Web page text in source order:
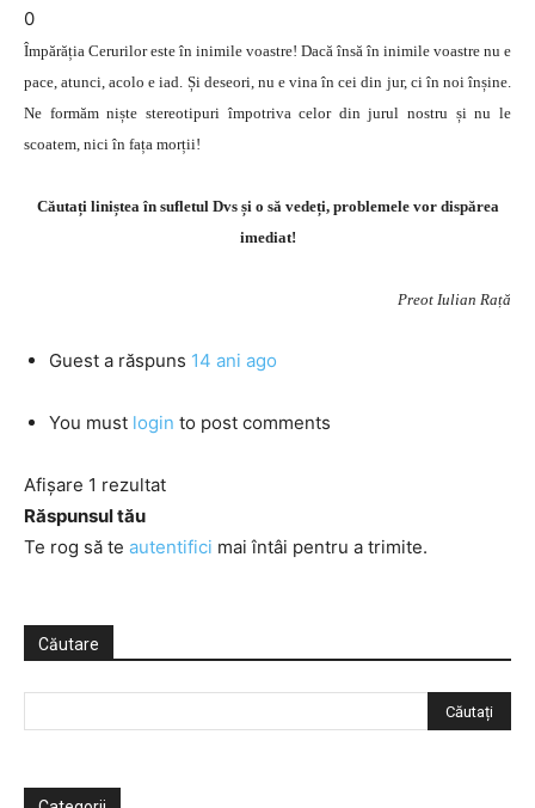
0
Împărăția Cerurilor este în inimile voastre! Dacă însă în inimile voastre nu e
pace, atunci, acolo e iad. Și deseori, nu e vina în cei din jur, ci în noi înșine.
Ne formăm niște stereotipuri împotriva celor din jurul nostru și nu le
scoatem, nici în fața morții!
Căutați liniștea în sufletul Dvs și o să vedeți, problemele vor dispărea
imediat!
Preot Iulian Rață
Guest a răspuns 14 ani ago
You must login to post comments
Afișare 1 rezultat
Răspunsul tău
Te rog să te autentifici mai întâi pentru a trimite.
Căutare